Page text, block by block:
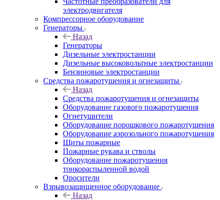
электродвигателя
Компрессорное оборудование
Генераторы
Назад
Генераторы
Дизельные электростанции
Дизельные высоковольтные электростанции
Бензиновые электростанции
Средства пожаротушения и огнезащиты
Назад
Средства пожаротушения и огнезащиты
Оборудование газового пожаротушения
Огнетушители
Оборудование порошкового пожаротушения
Оборудование аэрозольного пожаротушения
Щиты пожарные
Пожарные рукава и стволы
Оборудование пожаротушения
тонкораспыленной водой
Оросители
Взрывозащищенное оборудование
Назад